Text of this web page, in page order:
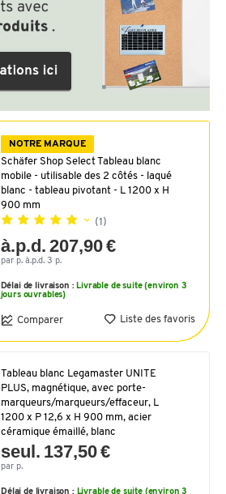
NOTRE MARQUE
Schäfer Shop Select Tableau blanc
mobile - utilisable des 2 côtés - laqué
blanc - tableau pivotant - L 1200 x H
900 mm
(1)
à.p.d. 207,90 €
par p. à.p.d. 3 p.
Délai de livraison : Livrable de suite (environ 3
jours ouvrables)
Comparer Liste des favoris
Tableau blanc Legamaster UNITE
PLUS, magnétique, avec porte-
marqueurs/marqueurs/effaceur, L
1200 x P 12,6 x H 900 mm, acier
céramique émaillé, blanc
seul. 137,50 €
par p.
Délai de livraison : Livrable de suite (environ 3